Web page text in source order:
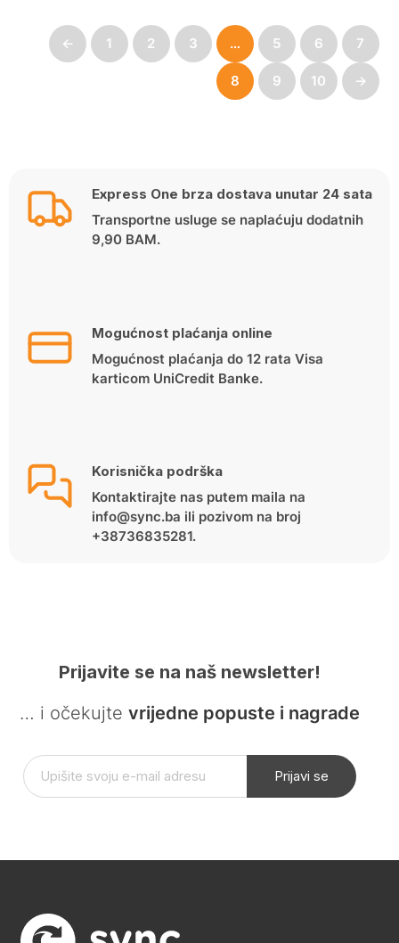
← 1 2 3 … 5 6 7
8 9 10 →
Express One brza dostava unutar 24 sata
Transportne usluge se naplaćuju dodatnih
9,90 BAM.
Mogućnost plaćanja online
Mogućnost plaćanja do 12 rata Visa
karticom UniCredit Banke.
Korisnička podrška
Kontaktirajte nas putem maila na
info@sync.ba ili pozivom na broj
+38736835281.
Prijavite se na naš newsletter!
… i očekujte vrijedne popuste i nagrade
Prijavi se